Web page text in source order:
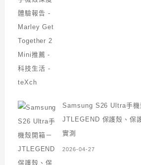
Samsung S26 Ultra手機
JTLEGEND 保護殼、保
實測
2026-04-27